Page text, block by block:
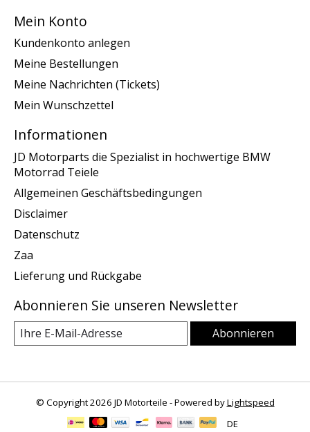
Mein Konto
Kundenkonto anlegen
Meine Bestellungen
Meine Nachrichten (Tickets)
Mein Wunschzettel
Informationen
JD Motorparts die Spezialist in hochwertige BMW
Motorrad Teiele
Allgemeinen Geschäftsbedingungen
Disclaimer
Datenschutz
Zaa
Lieferung und Rückgabe
Abonnieren Sie unseren Newsletter
Abonnieren
© Copyright 2026 JD Motorteile - Powered byLightspeed
DE